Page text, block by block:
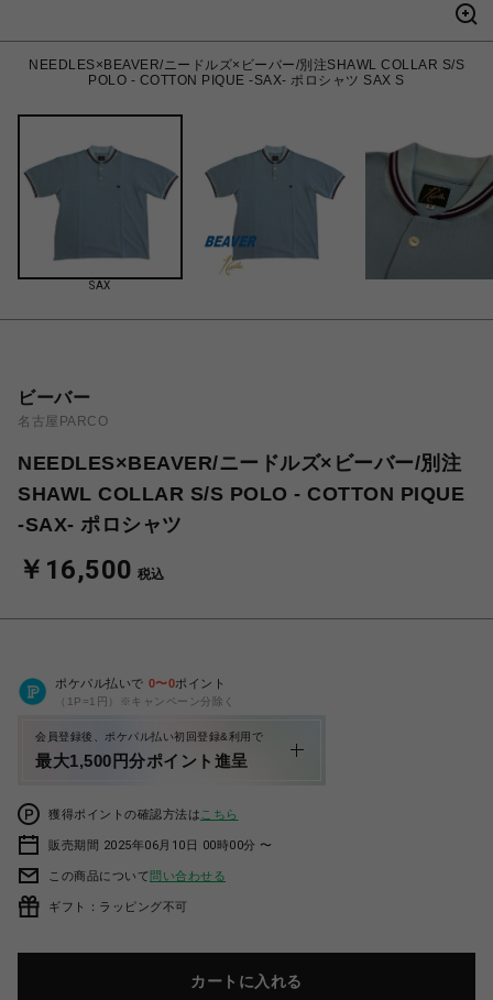
NEEDLES×BEAVER/ニードルズ×ビーバー/別注SHAWL COLLAR S/S
POLO - COTTON PIQUE -SAX- ポロシャツ SAX S
SAX
ビーバー
名古屋PARCO
NEEDLES×BEAVER/ニードルズ×ビーバー/別注
SHAWL COLLAR S/S POLO - COTTON PIQUE
-SAX- ポロシャツ
￥16,500 税込
ポケパル払いで 0〜0ポイント
（1P=1円）※キャンペーン分除く
会員登録後、ポケパル払い初回登録&利用で
最大1,500円分ポイント進呈
獲得ポイントの確認方法は こちら
販売期間 2025年06月10日 00時00分 〜
この商品について問い合わせる
ギフト：ラッピング不可
カートに入れる